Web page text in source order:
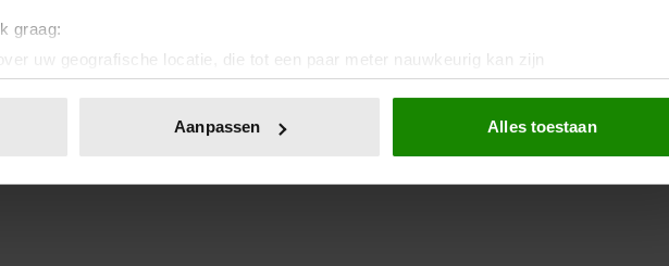
graag:
uw geografische locatie, die tot een paar meter nauwkeurig kan zijn
door het actief te scannen op specifieke eigenschappen (fingerprinting)
of intrekken in de Cookieverklaring.
en advertenties te personaliseren, om functies voor social media te bieden en om ons
delen we informatie over uw gebruik van onze site met onze partners voor social
Aanpassen Alles toestaan